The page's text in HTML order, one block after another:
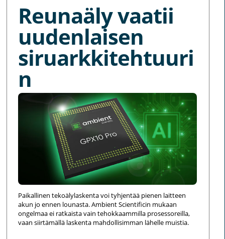
Reunaäly vaatii
uudenlaisen
siruarkkitehtuuri
n
Paikallinen tekoälylaskenta voi tyhjentää pienen laitteen
akun jo ennen lounasta. Ambient Scientificin mukaan
ongelmaa ei ratkaista vain tehokkaammilla prosessoreilla,
vaan siirtämällä laskenta mahdollisimman lähelle muistia.